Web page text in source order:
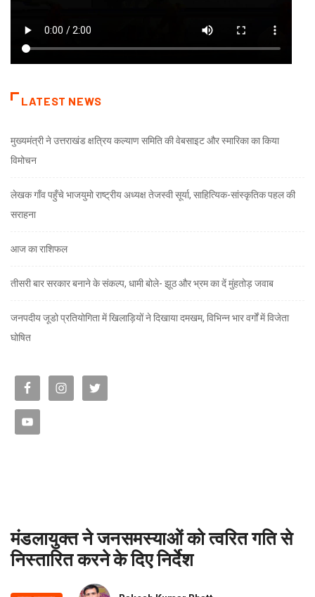
LATEST NEWS
मुख्यमंत्री ने उत्तराखंड क्षत्रिय कल्याण समिति की वेबसाइट और स्मारिका का किया
विमोचन
लेखक गाँव पहुँचे भाजयुमो राष्ट्रीय अध्यक्ष तेजस्वी सूर्या, साहित्यिक-सांस्कृतिक पहल की
सराहना
आज का राशिफल
तीसरी बार सरकार बनाने के संकल्प, धामी बोले- झूठ और भ्रम का दें मुंहतोड़ जवाब
जनपदीय जूडो प्रतियोगिता में खिलाड़ियों ने दिखाया दमखम, विभिन्न भार वर्गों में विजेता
घोषित
मंडलायुक्त ने जनसमस्याओं को त्वरित गति से
निस्तारित करने के दिए निर्देश